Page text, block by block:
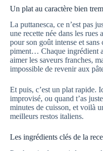
Un plat au caractère bien
La puttanesca, ce n’est pas
une recette née dans les rues
pour son goût intense et
piment… Chaque ingrédient
aimer les saveurs franches,
impossible de revenir aux
Et puis, c’est un plat rapide.
improvisé, ou quand t’as
minutes de cuisson, et voilà
meilleurs restos italiens.
Les ingrédients clés de la